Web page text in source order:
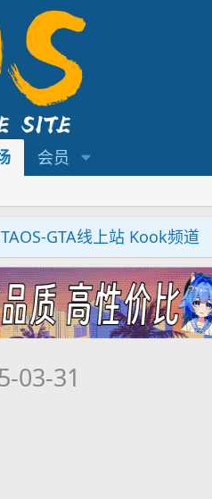
会员
GTA线上站 Kook频道
03-31